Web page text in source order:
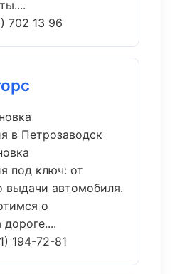
702 13 96
в Петрозаводск
под ключ: от
выдачи автомобиля.
о
дороге....
194-72-81